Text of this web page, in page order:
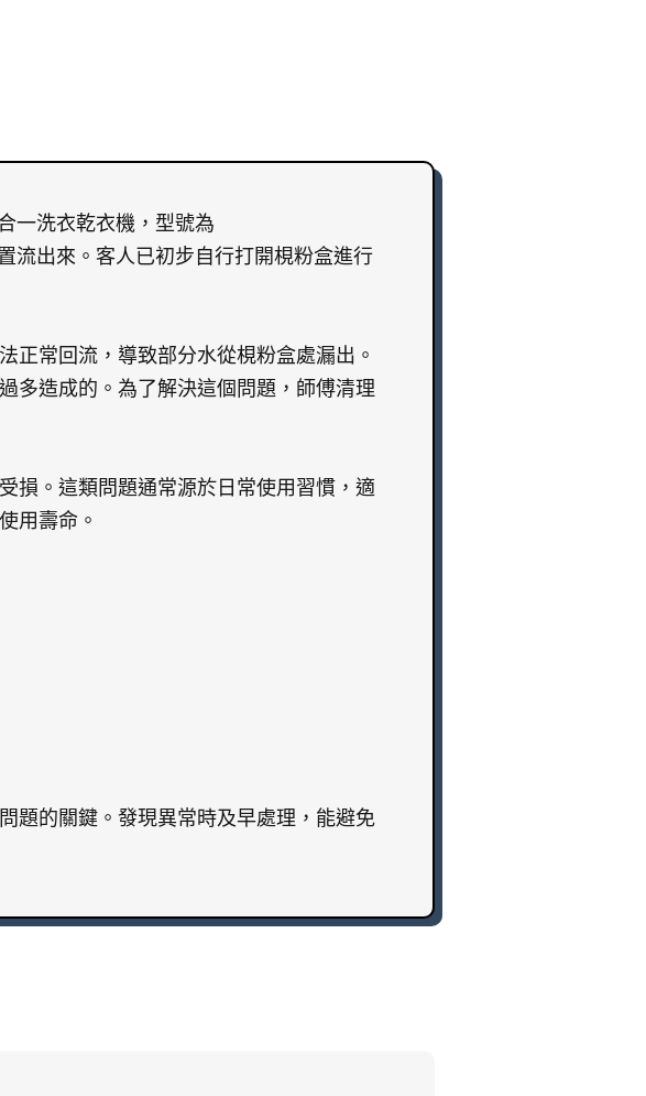
一洗衣乾衣機，型號為
流出來。客人已初步自行打開梘粉盒進行
正常回流，導致部分水從梘粉盒處漏出。
多造成的。為了解決這個問題，師傅清理
損。這類問題通常源於日常使用習慣，適
用壽命。
題的關鍵。發現異常時及早處理，能避免